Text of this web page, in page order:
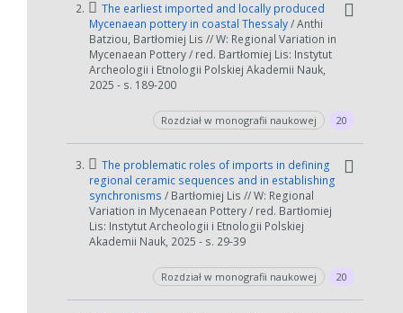
2.
The earliest imported and locally produced
Mycenaean pottery in coastal Thessaly/ Anthi
Batziou, Bartłomiej Lis // W: Regional Variation in
Mycenaean Pottery / red. Bartłomiej Lis: Instytut
Archeologii i Etnologii Polskiej Akademii Nauk,
2025 - s. 189-200
Rozdział w monografii naukowej 20
3.
The problematic roles of imports in defining
regional ceramic sequences and in establishing
synchronisms / Bartłomiej Lis // W: Regional
Variation in Mycenaean Pottery / red. Bartłomiej
Lis: Instytut Archeologii i Etnologii Polskiej
Akademii Nauk, 2025 - s. 29-39
Rozdział w monografii naukowej 20